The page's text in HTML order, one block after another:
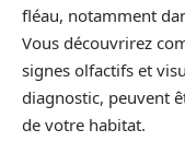
fléau, notamment
Vous découvrirez
signes olfactifs et
diagnostic, peuvent
de votre habitat.